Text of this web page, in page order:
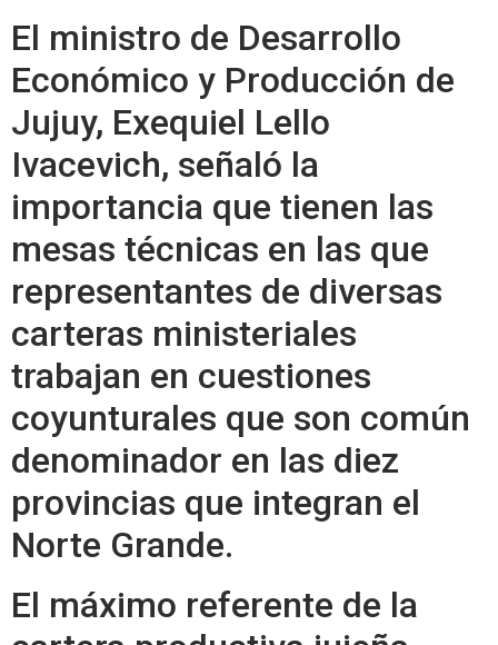
El ministro de Desarrollo
Económico y Producción de
Jujuy, Exequiel Lello
Ivacevich, señaló la
importancia que tienen las
mesas técnicas en las que
representantes de diversas
carteras ministeriales
trabajan en cuestiones
coyunturales que son común
denominador en las diez
provincias que integran el
Norte Grande.
El máximo referente de la